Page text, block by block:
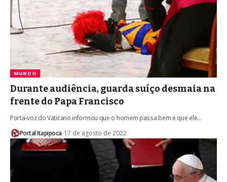
MUNDO
Durante audiência, guarda suíço desmaia na
frente do Papa Francisco
Porta-voz do Vaticano informou que o homem passa bem e que ele…
Portal Itapipoca 17 de agosto de 2022